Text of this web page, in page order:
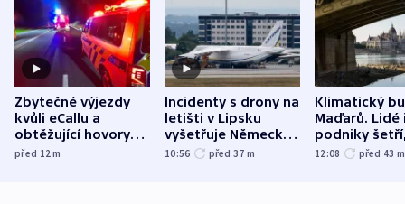
Zbytečné výjezdy
kvůli eCallu a
obtěžující hovory
zdržují záchranáře
před 12m
Incidenty s drony na
letišti v Lipsku
vyšetřuje Německo
jako úmyslný pokus
10:56 před 37 m
Klimatický
Maďarů. Lidé
podniky
omezuje se
12:08 před 43 m